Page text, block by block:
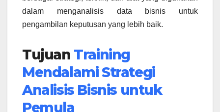
dalam menganalisis data bisnis untuk
pengambilan keputusan yang lebih baik.
Tujuan Training
Mendalami Strategi
Analisis Bisnis untuk
Pemula